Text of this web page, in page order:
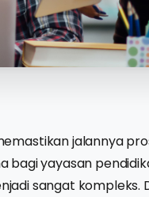
jalannya
bagi yayasan
sangat kompleks.